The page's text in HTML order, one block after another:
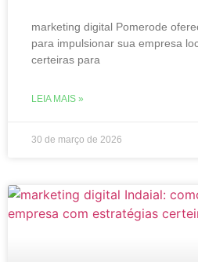
marketing digital Pomerode
para impulsionar sua empresa
certeiras para
LEIA MAIS »
30 de março de 2026